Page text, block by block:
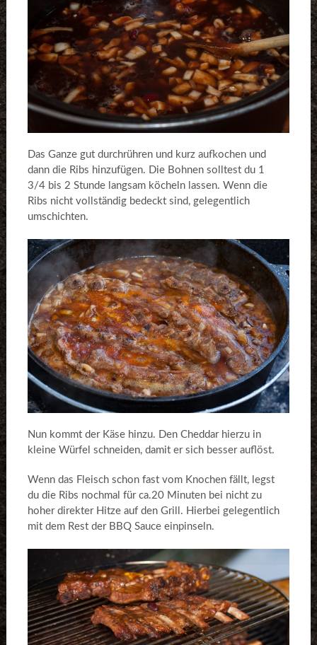
Das Ganze gut durchrühren und kurz aufkochen und
dann die Ribs hinzufügen. Die Bohnen solltest du 1
3/4 bis 2 Stunde langsam köcheln lassen. Wenn die
Ribs nicht vollständig bedeckt sind, gelegentlich
umschichten.
Nun kommt der Käse hinzu. Den Cheddar hierzu in
kleine Würfel schneiden, damit er sich besser auflöst.
Wenn das Fleisch schon fast vom Knochen fällt, legst
du die Ribs nochmal für ca.20 Minuten bei nicht zu
hoher direkter Hitze auf den Grill. Hierbei gelegentlich
mit dem Rest der BBQ Sauce einpinseln.